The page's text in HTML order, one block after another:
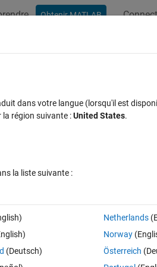
Obtenir MATLAB
dans votre langue (lorsqu'il est
région suivante :United States.
la liste suivante :
(Deutsch)
Netherlands
Norway
Österreich